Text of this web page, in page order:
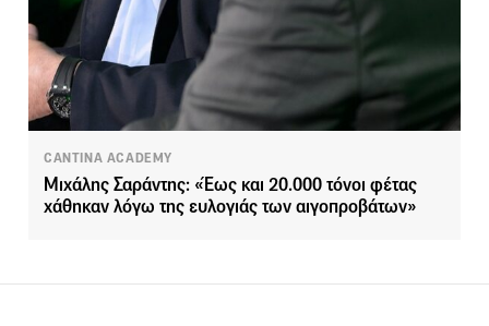
CANTINA ACADEMY
Μιχάλης Σαράντης: «Έως και 20.000 τόνοι φέτας
χάθηκαν λόγω της ευλογιάς των αιγοπροβάτων»